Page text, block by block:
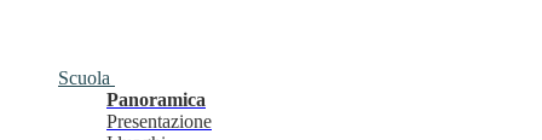
Scuola
Panoramica
Presentazione